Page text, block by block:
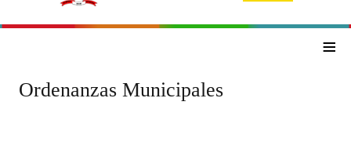
≡
Ordenanzas Municipales